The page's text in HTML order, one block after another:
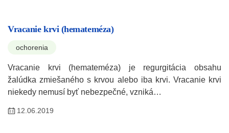
Vracanie krvi (hemateméza)
ochorenia
Vracanie krvi (hemateméza) je regurgitácia obsahu
žalúdka zmiešaného s krvou alebo iba krvi. Vracanie krvi
niekedy nemusí byť nebezpečné, vzniká…
12.06.2019